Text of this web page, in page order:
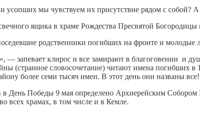
мы чувствуем их присутствие рядом с собой?
ящика в храме Рождества Пресвятой
родственники погибших на фронте и молодые
— запевает клирос и все замирают в благоговении и
(странное словосочетание) читают имена погибших
более семи тысяч имен. В этот день они названы все!
День Победы 9 мая определено Архиерейским Собором
всех храмах, в том числе и в Кемле.